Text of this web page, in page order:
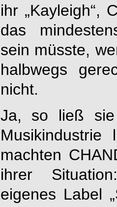
ihr „Kayleigh“,
das
sein müsste,
halbwegs
nicht.
Ja, so ließ sie
machten
ihrer
eigenes Label